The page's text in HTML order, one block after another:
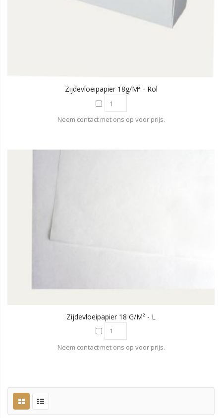
Zijdevloeipapier 18g/m² - Rol
Neem contact met ons op voor prijs.
Zijdevloeipapier 18 G/m² - L
Neem contact met ons op voor prijs.